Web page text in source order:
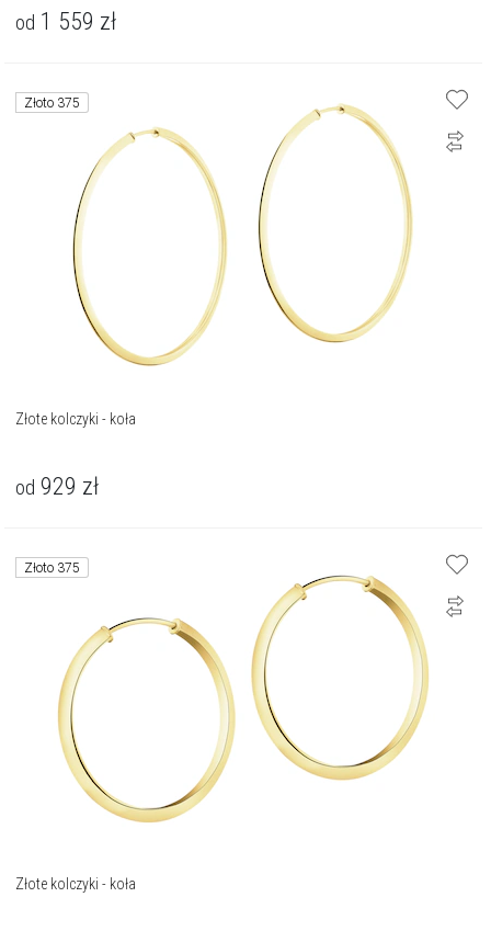
od 1 559 zł
Złoto 375
Złote kolczyki - koła
od 929 zł
Złoto 375
Złote kolczyki - koła